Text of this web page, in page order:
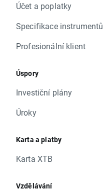
Účet a poplatky
Specifikace instrumentů
Profesionální klient
Úspory
Investiční plány
Úroky
Karta a platby
Karta XTB
Vzdělávání